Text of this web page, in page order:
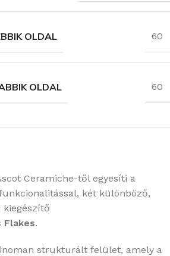
OLDAL 60
OLDAL 60
Ceramiche-től egyesíti a
két különböző,
kiegészítő
Flakes.
strukturált felület, amely a